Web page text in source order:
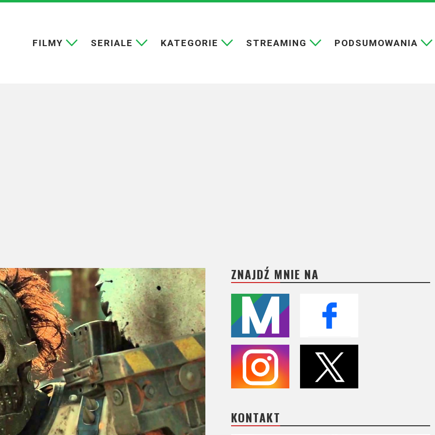
FILMY SERIALE KATEGORIE STREAMING PODSUMOWANIA
ZNAJDŹ MNIE NA
KONTAKT